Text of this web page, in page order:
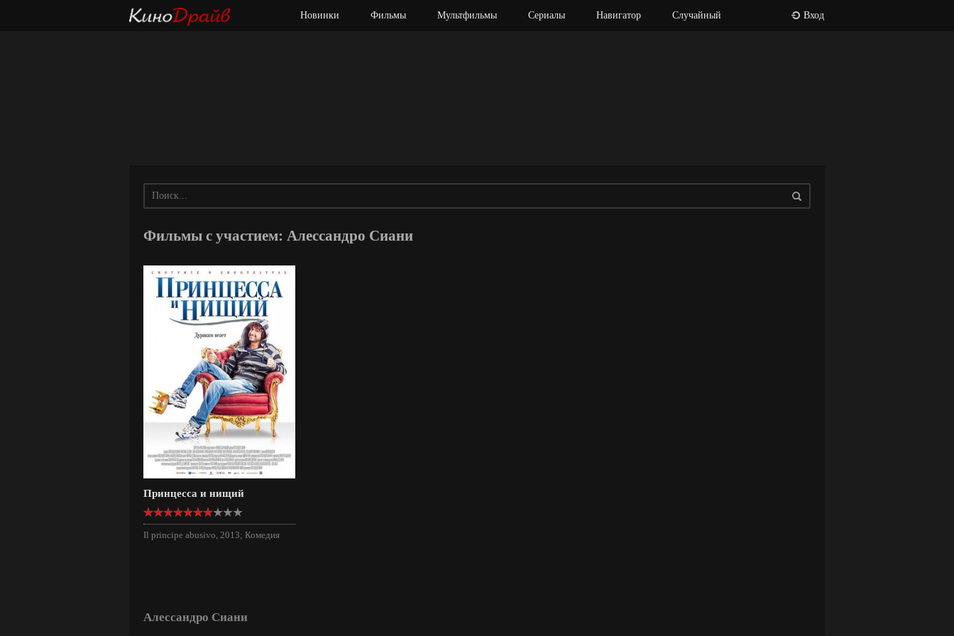
Новинки Фильмы Мультфильмы Сериалы Навигатор Случайный Вход
Фильмы с участием: Алессандро Сиани
Принцесса и нищий
Il principe abusivo, 2013; Комедия
Алессандро Сиани